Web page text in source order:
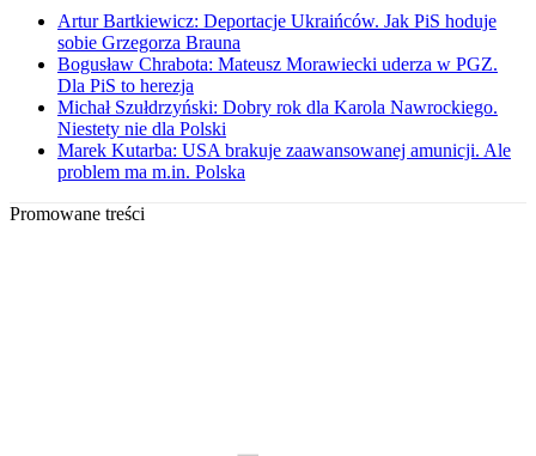
Artur Bartkiewicz: Deportacje Ukraińców. Jak PiS hoduje
sobie Grzegorza Brauna
Bogusław Chrabota: Mateusz Morawiecki uderza w PGZ.
Dla PiS to herezja
Michał Szułdrzyński: Dobry rok dla Karola Nawrockiego.
Niestety nie dla Polski
Marek Kutarba: USA brakuje zaawansowanej amunicji. Ale
problem ma m.in. Polska
Promowane treści